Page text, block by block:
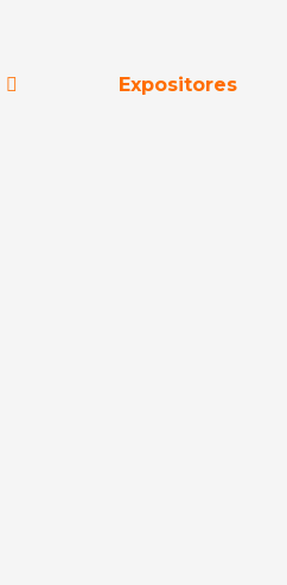
Expositores